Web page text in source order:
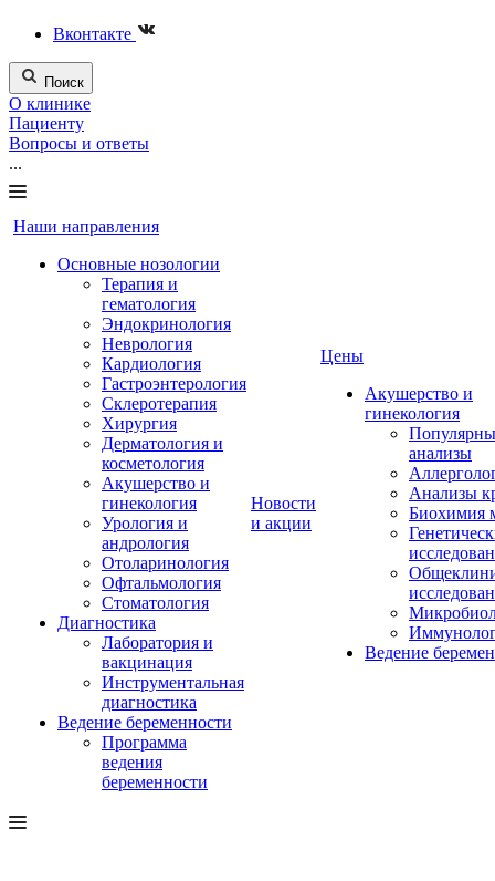
Вконтакте
Поиск
О клинике
Пациенту
Вопросы и ответы
...
Наши направления
Основные нозологии
Терапия и
гематология
Эндокринология
Неврология
Кардиология
Гастроэнтерология
Склеротерапия
Хирургия
Дерматология и
косметология
Акушерство и
гинекология
Урология и
андрология
Отоларинология
Офтальмология
Стоматология
Диагностика
Лаборатория и
вакцинация
Инструментальная
диагностика
Ведение беременности
Программа
ведения
беременности
Новости
и акции
Цены
Акушерство и
гинекология
анализы
Анализы
Биохимия
Ведение